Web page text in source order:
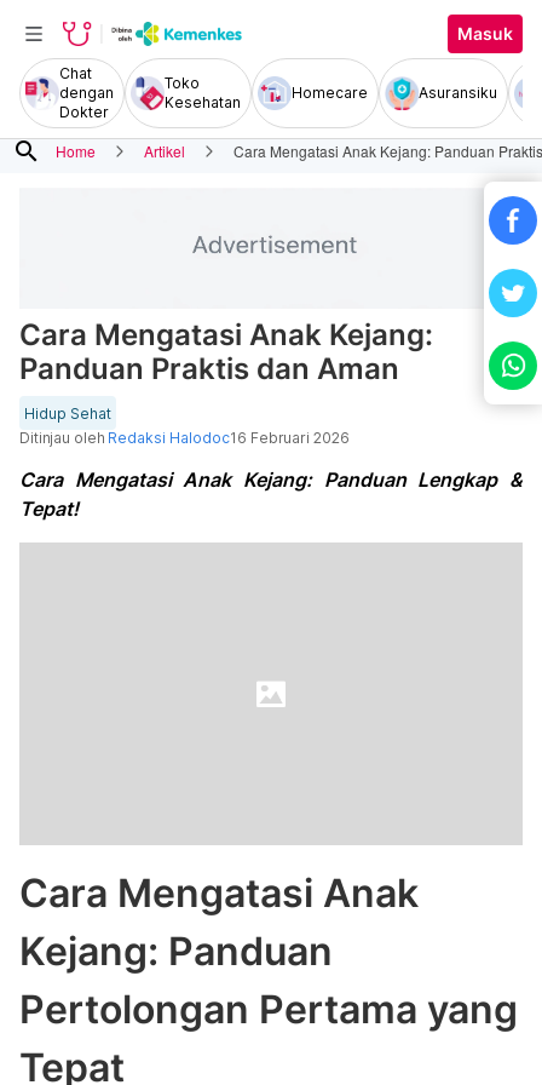
Masuk
Chat
dengan
Dokter
Toko
Kesehatan
Homecare Asuransiku
search Home Artikel Cara Mengatasi Anak Kejang: Panduan
Cara Mengatasi Anak Kejang:
Panduan Praktis dan Aman
Hidup Sehat
Ditinjau oleh Redaksi Halodoc16 Februari 2026
Cara Mengatasi Anak Kejang: Panduan Lengkap &
Tepat!
Cara Mengatasi Anak
Kejang: Panduan
Pertolongan Pertama yang
Tepat